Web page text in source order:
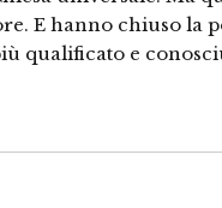
E hanno chiuso la
qualificato e